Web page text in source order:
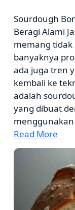
Sourdough
Beragi Alami
memang
banyaknya
ada juga tren
kembali ke
adalah
yang dibuat
Read More